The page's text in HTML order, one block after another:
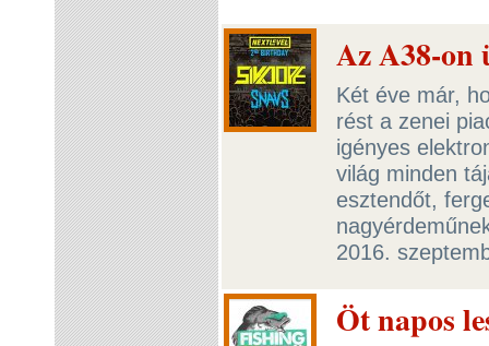
Az A38-on
Két éve már,
rést a zenei
igényes
világ minden
esztendőt,
2016.
Öt napos